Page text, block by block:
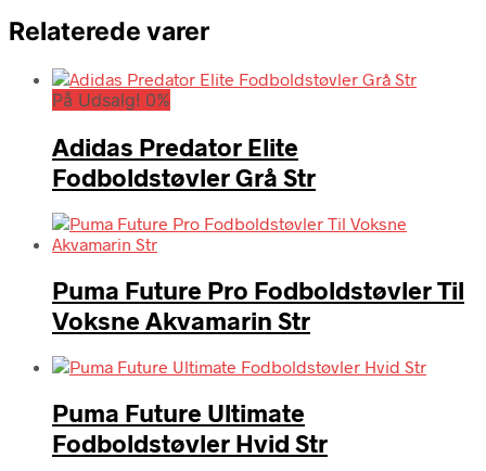
Relaterede varer
På Udsalg! 0%
Adidas Predator Elite
Fodboldstøvler Grå Str
Puma Future Pro Fodboldstøvler Til
Voksne Akvamarin Str
Puma Future Ultimate
Fodboldstøvler Hvid Str